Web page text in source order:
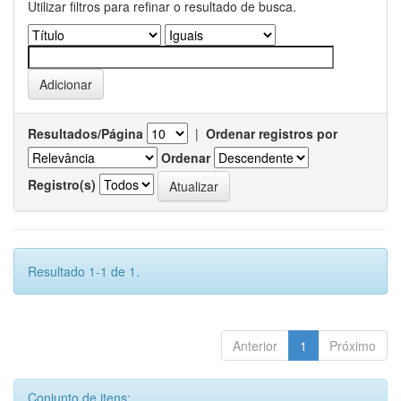
Utilizar filtros para refinar o resultado de busca.
Resultados/Página | Ordenar registros por
Ordenar
Registro(s)
Resultado 1-1 de 1.
Anterior 1 Próximo
Conjunto de itens: